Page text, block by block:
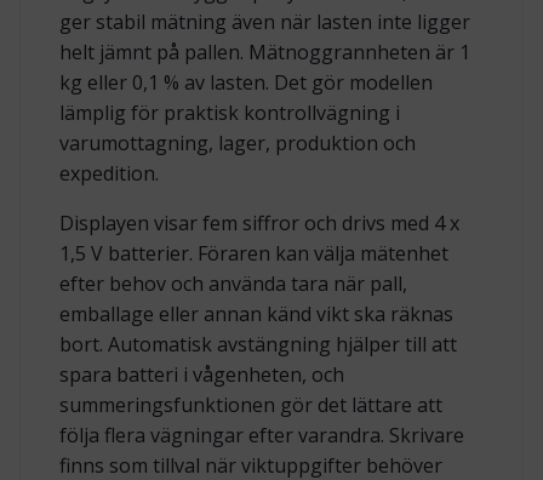
ger stabil mätning även när lasten inte ligger
helt jämnt på pallen. Mätnoggrannheten är 1
kg eller 0,1 % av lasten. Det gör modellen
lämplig för praktisk kontrollvägning i
varumottagning, lager, produktion och
expedition.
Displayen visar fem siffror och drivs med 4 x
1,5 V batterier. Föraren kan välja mätenhet
efter behov och använda tara när pall,
emballage eller annan känd vikt ska räknas
bort. Automatisk avstängning hjälper till att
spara batteri i vågenheten, och
summeringsfunktionen gör det lättare att
följa flera vägningar efter varandra. Skrivare
finns som tillval när viktuppgifter behöver